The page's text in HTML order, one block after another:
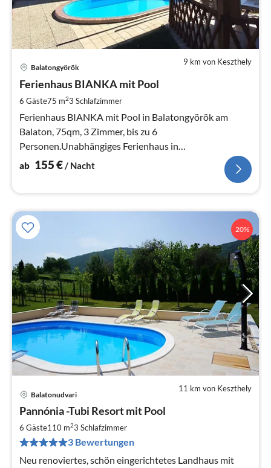
9 km von Keszthely
Balatongyörök
Ferienhaus BIANKA mit Pool
6 Gäste75 m23 Schlafzimmer
Ferienhaus BIANKA mit Pool in Balatongyörök am
Balaton, 75qm, 3 Zimmer, bis zu 6
Personen.Unabhängiges Ferienhaus in
Balatongyörök,mit Balaton-Panorama, Klimaanlage,
ab 155€/ Nacht
20%
11 km von Keszthely
Balatonudvari
Pannónia -Tubi Resort mit Pool
6 Gäste110 m23 Schlafzimmer
3 Bewertungen
Neu renoviertes, schön eingerichtetes Landhaus mit